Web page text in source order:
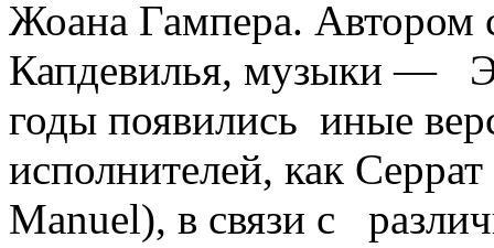
Жоана Гампера. Автором
Капдевилья, музыки —
годы появились иные
исполнителей, как
Manuel), в связи с